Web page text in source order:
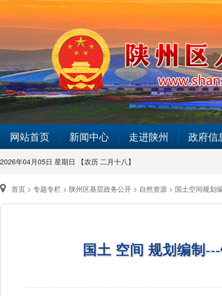
网站首页 新闻中心 走进陕州 政府信
2026年04月05日 星期日 【农历 二月十八】
首页 > 专题专栏 > 陕州区基层政务公开 > 自然资源 > 国土空间规划
国土 空间 规划编制